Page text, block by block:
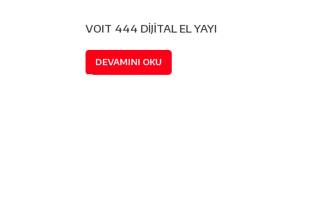
VOIT 444 DİJİTAL EL YAYI
DEVAMINI OKU